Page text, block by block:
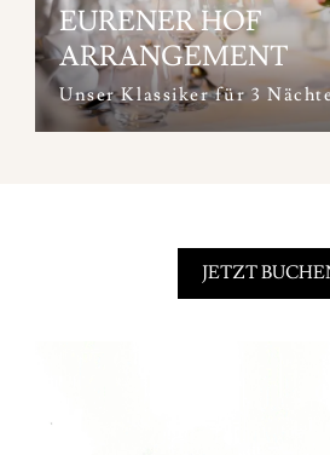
EURENER HOF
ARRANGEMENT
Unser Klassiker für 3
JETZT